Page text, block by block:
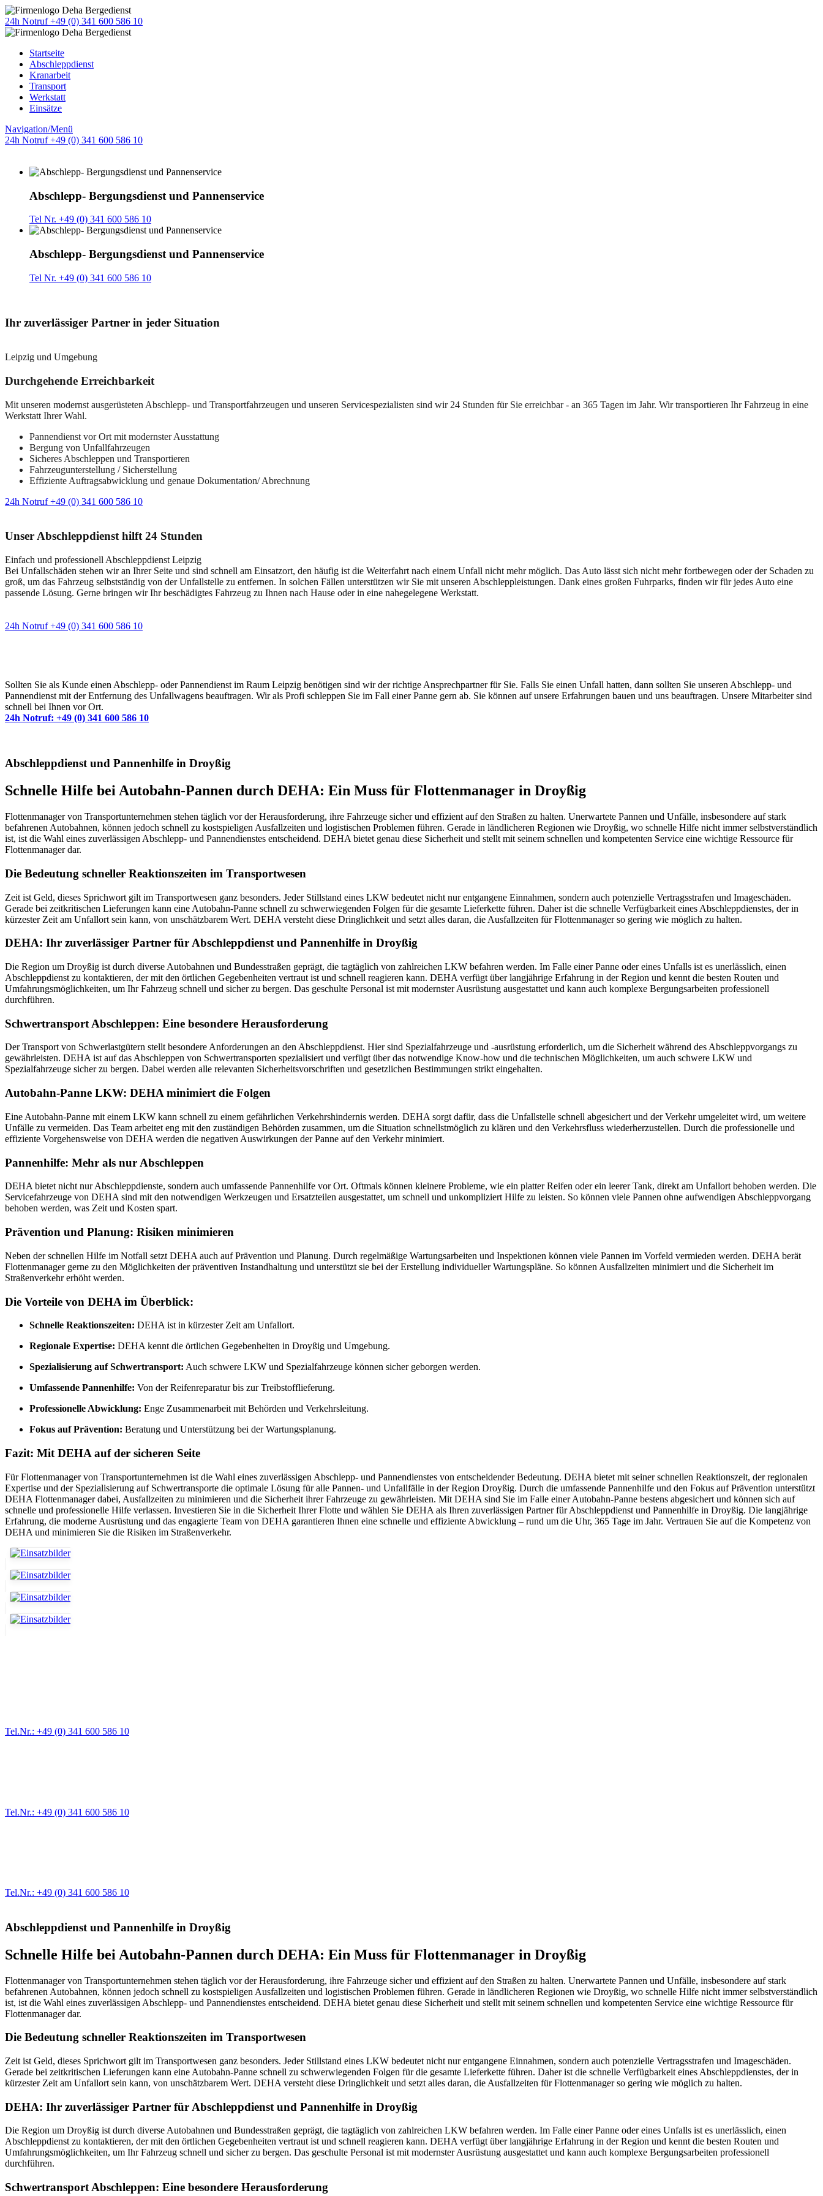
24h Notruf +49 (0) 341 600 586 10
Startseite
Abschleppdienst
Kranarbeit
Transport
Werkstatt
Einsätze
Navigation/Menü
24h Notruf +49 (0) 341 600 586 10
Abschlepp- Bergungsdienst und Pannenservice
Tel Nr. +49 (0) 341 600 586 10
Abschlepp- Bergungsdienst und Pannenservice
Tel Nr. +49 (0) 341 600 586 10
Ihr zuverlässiger Partner in jeder Situation
Leipzig und Umgebung
Durchgehende Erreichbarkeit
Mit unseren modernst ausgerüsteten Abschlepp- und Transportfahrzeugen und unseren Servicespezialisten sind wir 24 Stunden für Sie erreichbar - an 365 Tagen im Jahr. Wir transportieren Ihr Fahrzeug in eine
Werkstatt Ihrer Wahl.
Pannendienst vor Ort mit modernster Ausstattung
Bergung von Unfallfahrzeugen
Sicheres Abschleppen und Transportieren
Fahrzeugunterstellung / Sicherstellung
Effiziente Auftragsabwicklung und genaue Dokumentation/ Abrechnung
24h Notruf +49 (0) 341 600 586 10
Unser Abschleppdienst hilft 24 Stunden
Einfach und professionell Abschleppdienst Leipzig
Bei Unfallschäden stehen wir an Ihrer Seite und sind schnell am Einsatzort, den häufig ist die Weiterfahrt nach einem Unfall nicht mehr möglich. Das Auto lässt sich nicht mehr fortbewegen oder der Schaden zu
groß, um das Fahrzeug selbstständig von der Unfallstelle zu entfernen. In solchen Fällen unterstützen wir Sie mit unseren Abschleppleistungen. Dank eines großen Fuhrparks, finden wir für jedes Auto eine
passende Lösung. Gerne bringen wir Ihr beschädigtes Fahrzeug zu Ihnen nach Hause oder in eine nahegelegene Werkstatt.
24h Notruf +49 (0) 341 600 586 10
Sollten Sie als Kunde einen Abschlepp- oder Pannendienst im Raum Leipzig benötigen sind wir der richtige Ansprechpartner für Sie. Falls Sie einen Unfall hatten, dann sollten Sie unseren Abschlepp- und
Pannendienst mit der Entfernung des Unfallwagens beauftragen. Wir als Profi schleppen Sie im Fall einer Panne gern ab. Sie können auf unsere Erfahrungen bauen und uns beauftragen. Unsere Mitarbeiter sind
schnell bei Ihnen vor Ort.
24h Notruf: +49 (0) 341 600 586 10
Abschleppdienst und Pannenhilfe in Droyßig
Schnelle Hilfe bei Autobahn-Pannen durch DEHA: Ein Muss für Flottenmanager in Droyßig
Flottenmanager von Transportunternehmen stehen täglich vor der Herausforderung, ihre Fahrzeuge sicher und effizient auf den Straßen zu halten. Unerwartete Pannen und Unfälle, insbesondere auf stark
befahrenen Autobahnen, können jedoch schnell zu kostspieligen Ausfallzeiten und logistischen Problemen führen. Gerade in ländlicheren Regionen wie Droyßig, wo schnelle Hilfe nicht immer selbstverständlich
ist, ist die Wahl eines zuverlässigen Abschlepp- und Pannendienstes entscheidend. DEHA bietet genau diese Sicherheit und stellt mit seinem schnellen und kompetenten Service eine wichtige Ressource für
Flottenmanager dar.
Die Bedeutung schneller Reaktionszeiten im Transportwesen
Zeit ist Geld, dieses Sprichwort gilt im Transportwesen ganz besonders. Jeder Stillstand eines LKW bedeutet nicht nur entgangene Einnahmen, sondern auch potenzielle Vertragsstrafen und Imageschäden.
Gerade bei zeitkritischen Lieferungen kann eine Autobahn-Panne schnell zu schwerwiegenden Folgen für die gesamte Lieferkette führen. Daher ist die schnelle Verfügbarkeit eines Abschleppdienstes, der in
kürzester Zeit am Unfallort sein kann, von unschätzbarem Wert. DEHA versteht diese Dringlichkeit und setzt alles daran, die Ausfallzeiten für Flottenmanager so gering wie möglich zu halten.
DEHA: Ihr zuverlässiger Partner für Abschleppdienst und Pannenhilfe in Droyßig
Die Region um Droyßig ist durch diverse Autobahnen und Bundesstraßen geprägt, die tagtäglich von zahlreichen LKW befahren werden. Im Falle einer Panne oder eines Unfalls ist es unerlässlich, einen
Abschleppdienst zu kontaktieren, der mit den örtlichen Gegebenheiten vertraut ist und schnell reagieren kann. DEHA verfügt über langjährige Erfahrung in der Region und kennt die besten Routen und
Umfahrungsmöglichkeiten, um Ihr Fahrzeug schnell und sicher zu bergen. Das geschulte Personal ist mit modernster Ausrüstung ausgestattet und kann auch komplexe Bergungsarbeiten professionell
durchführen.
Schwertransport Abschleppen: Eine besondere Herausforderung
Der Transport von Schwerlastgütern stellt besondere Anforderungen an den Abschleppdienst. Hier sind Spezialfahrzeuge und -ausrüstung erforderlich, um die Sicherheit während des Abschleppvorgangs zu
gewährleisten. DEHA ist auf das Abschleppen von Schwertransporten spezialisiert und verfügt über das notwendige Know-how und die technischen Möglichkeiten, um auch schwere LKW und
Spezialfahrzeuge sicher zu bergen. Dabei werden alle relevanten Sicherheitsvorschriften und gesetzlichen Bestimmungen strikt eingehalten.
Autobahn-Panne LKW: DEHA minimiert die Folgen
Eine Autobahn-Panne mit einem LKW kann schnell zu einem gefährlichen Verkehrshindernis werden. DEHA sorgt dafür, dass die Unfallstelle schnell abgesichert und der Verkehr umgeleitet wird, um weitere
Unfälle zu vermeiden. Das Team arbeitet eng mit den zuständigen Behörden zusammen, um die Situation schnellstmöglich zu klären und den Verkehrsfluss wiederherzustellen. Durch die professionelle und
effiziente Vorgehensweise von DEHA werden die negativen Auswirkungen der Panne auf den Verkehr minimiert.
Pannenhilfe: Mehr als nur Abschleppen
DEHA bietet nicht nur Abschleppdienste, sondern auch umfassende Pannenhilfe vor Ort. Oftmals können kleinere Probleme, wie ein platter Reifen oder ein leerer Tank, direkt am Unfallort behoben werden. Die
Servicefahrzeuge von DEHA sind mit den notwendigen Werkzeugen und Ersatzteilen ausgestattet, um schnell und unkompliziert Hilfe zu leisten. So können viele Pannen ohne aufwendigen Abschleppvorgang
behoben werden, was Zeit und Kosten spart.
Prävention und Planung: Risiken minimieren
Neben der schnellen Hilfe im Notfall setzt DEHA auch auf Prävention und Planung. Durch regelmäßige Wartungsarbeiten und Inspektionen können viele Pannen im Vorfeld vermieden werden. DEHA berät
Flottenmanager gerne zu den Möglichkeiten der präventiven Instandhaltung und unterstützt sie bei der Erstellung individueller Wartungspläne. So können Ausfallzeiten minimiert und die Sicherheit im
Straßenverkehr erhöht werden.
Die Vorteile von DEHA im Überblick:
Schnelle Reaktionszeiten: DEHA ist in kürzester Zeit am Unfallort.
Regionale Expertise: DEHA kennt die örtlichen Gegebenheiten in Droyßig und Umgebung.
Spezialisierung auf Schwertransport: Auch schwere LKW und Spezialfahrzeuge können sicher geborgen werden.
Umfassende Pannenhilfe: Von der Reifenreparatur bis zur Treibstofflieferung.
Professionelle Abwicklung: Enge Zusammenarbeit mit Behörden und Verkehrsleitung.
Fokus auf Prävention: Beratung und Unterstützung bei der Wartungsplanung.
Fazit: Mit DEHA auf der sicheren Seite
Für Flottenmanager von Transportunternehmen ist die Wahl eines zuverlässigen Abschlepp- und Pannendienstes von entscheidender Bedeutung. DEHA bietet mit seiner schnellen Reaktionszeit, der regionalen
Expertise und der Spezialisierung auf Schwertransporte die optimale Lösung für alle Pannen- und Unfallfälle in der Region Droyßig. Durch die umfassende Pannenhilfe und den Fokus auf Prävention unterstützt
DEHA Flottenmanager dabei, Ausfallzeiten zu minimieren und die Sicherheit ihrer Fahrzeuge zu gewährleisten. Mit DEHA sind Sie im Falle einer Autobahn-Panne bestens abgesichert und können sich auf
schnelle und professionelle Hilfe verlassen. Investieren Sie in die Sicherheit Ihrer Flotte und wählen Sie DEHA als Ihren zuverlässigen Partner für Abschleppdienst und Pannenhilfe in Droyßig. Die langjährige
Erfahrung, die moderne Ausrüstung und das engagierte Team von DEHA garantieren Ihnen eine schnelle und effiziente Abwicklung – rund um die Uhr, 365 Tage im Jahr. Vertrauen Sie auf die Kompetenz von
DEHA und minimieren Sie die Risiken im Straßenverkehr.
Tel.Nr.: +49 (0) 341 600 586 10
Tel.Nr.: +49 (0) 341 600 586 10
Tel.Nr.: +49 (0) 341 600 586 10
Abschleppdienst und Pannenhilfe in Droyßig
Schnelle Hilfe bei Autobahn-Pannen durch DEHA: Ein Muss für Flottenmanager in Droyßig
Flottenmanager von Transportunternehmen stehen täglich vor der Herausforderung, ihre Fahrzeuge sicher und effizient auf den Straßen zu halten. Unerwartete Pannen und Unfälle, insbesondere auf stark
befahrenen Autobahnen, können jedoch schnell zu kostspieligen Ausfallzeiten und logistischen Problemen führen. Gerade in ländlicheren Regionen wie Droyßig, wo schnelle Hilfe nicht immer selbstverständlich
ist, ist die Wahl eines zuverlässigen Abschlepp- und Pannendienstes entscheidend. DEHA bietet genau diese Sicherheit und stellt mit seinem schnellen und kompetenten Service eine wichtige Ressource für
Flottenmanager dar.
Die Bedeutung schneller Reaktionszeiten im Transportwesen
Zeit ist Geld, dieses Sprichwort gilt im Transportwesen ganz besonders. Jeder Stillstand eines LKW bedeutet nicht nur entgangene Einnahmen, sondern auch potenzielle Vertragsstrafen und Imageschäden.
Gerade bei zeitkritischen Lieferungen kann eine Autobahn-Panne schnell zu schwerwiegenden Folgen für die gesamte Lieferkette führen. Daher ist die schnelle Verfügbarkeit eines Abschleppdienstes, der in
kürzester Zeit am Unfallort sein kann, von unschätzbarem Wert. DEHA versteht diese Dringlichkeit und setzt alles daran, die Ausfallzeiten für Flottenmanager so gering wie möglich zu halten.
DEHA: Ihr zuverlässiger Partner für Abschleppdienst und Pannenhilfe in Droyßig
Die Region um Droyßig ist durch diverse Autobahnen und Bundesstraßen geprägt, die tagtäglich von zahlreichen LKW befahren werden. Im Falle einer Panne oder eines Unfalls ist es unerlässlich, einen
Abschleppdienst zu kontaktieren, der mit den örtlichen Gegebenheiten vertraut ist und schnell reagieren kann. DEHA verfügt über langjährige Erfahrung in der Region und kennt die besten Routen und
Umfahrungsmöglichkeiten, um Ihr Fahrzeug schnell und sicher zu bergen. Das geschulte Personal ist mit modernster Ausrüstung ausgestattet und kann auch komplexe Bergungsarbeiten professionell
durchführen.
Schwertransport Abschleppen: Eine besondere Herausforderung